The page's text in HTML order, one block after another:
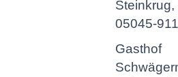
Steinkrug,
05045-
Gasthof